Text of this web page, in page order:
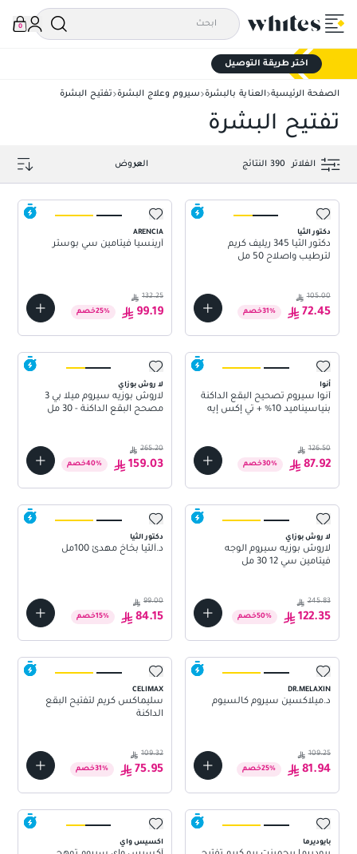
0
اختر طريقة التوصيل
الصفحة الرئيسية العناية بالبشرة سيروم وعلاج البشرة تفتيح البشرة
تفتيح البشرة
الفلاتر 390 النتائج
دكتور الثيا
دكتور الثيا 345 ريليف كريم
لترطيب واصلاح 50 مل
105.00
72.45
31% خصم
ARENCIA
أرينسيا فيتامين سي بوستر
132.25
99.19
25% خصم
أنوا
أنوا سيروم تصحيح البقع الداكنة
بنياسيناميد 10% + تي إكس إيه
126.50
87.92
30% خصم
لا روش بوزاي
لاروش بوزيه سيروم ميلا بي 3
مصحح البقع الداكنة - 30 مل
265.20
159.03
40% خصم
لا روش بوزاي
لاروش بوزيه سيروم الوجه
فيتامين سي 12 30 مل
245.83
122.35
50% خصم
دكتور الثيا
د.ألثيا بخاخ مهدئ 100مل
99.00
84.15
15% خصم
DR.MELAXIN
د.ميلاكسين سيروم كالسيوم
109.25
81.94
25% خصم
CELIMAX
سليماكس كريم لتفتيح البقع
الداكنة
109.32
75.95
31% خصم
بايوديرما اكسيس واي